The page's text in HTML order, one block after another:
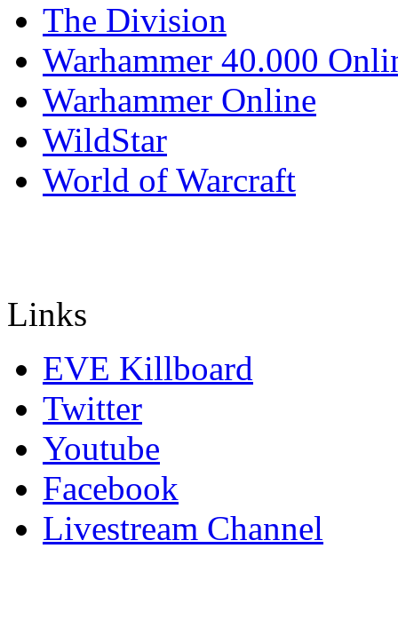
The Division
Warhammer 40.000
Warhammer Online
WildStar
World of Warcraft
Links
EVE Killboard
Twitter
Youtube
Facebook
Livestream Channel